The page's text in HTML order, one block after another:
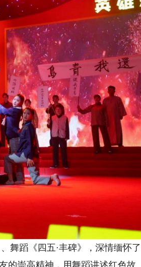
舞蹈《四五·丰碑》，深情缅怀了